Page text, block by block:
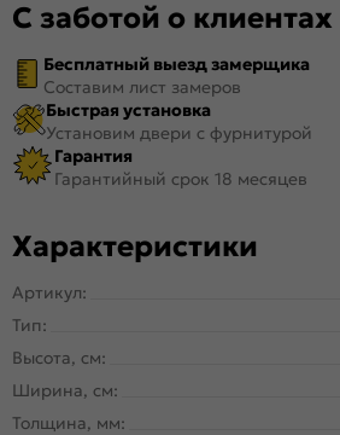
С заботой о клиентах
Бесплатный выезд замерщика
Составим лист замеров
Быстрая установка
Установим двери с фурнитурой
Гарантия
Гарантийный срок 18 месяцев
Характеристики
Артикул:
Тип:
Высота, см:
Ширина, см:
Толщина, мм: